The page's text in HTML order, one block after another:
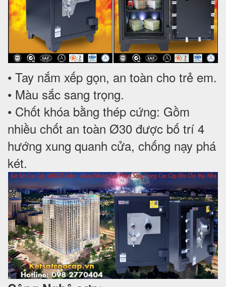
• Tay nắm xếp gọn, an toàn cho trẻ em.
• Màu sắc sang trọng.
• Chốt khóa bằng thép cứng: Gồm
nhiều chốt an toàn Ø30 được bố trí 4
hướng xung quanh cửa, chống nạy phá
két.